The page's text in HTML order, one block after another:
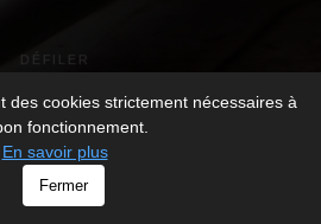
DÉFILER
des cookies strictement nécessaires à
fonctionnement.
En savoir plus
Fermer
Reserved -